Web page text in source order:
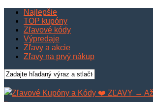
Najlepšie
TOP kupóny
Zľavové kódy
Výpredaje
Zľavy a akcie
Zľavy na prvý nákup